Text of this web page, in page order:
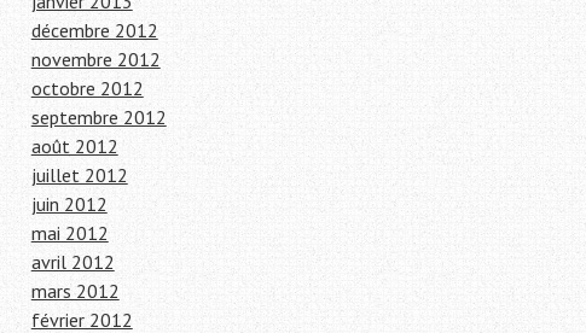
décembre 2012
novembre 2012
octobre 2012
septembre 2012
août 2012
juillet 2012
juin 2012
mai 2012
avril 2012
mars 2012
février 2012